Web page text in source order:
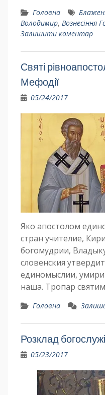
Головна
Володимир, Вознесіння
Залишити коментар
Святі
Мефодії
05/24/2017
Яко апостолом
стран учителие,
богомудрии,
словенския
единомыслии,
наша. Тропар святим
Головна
Розклад
05/23/2017